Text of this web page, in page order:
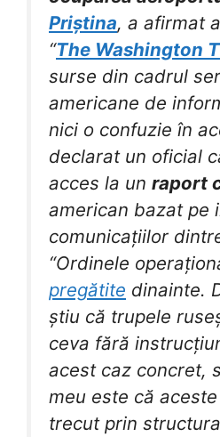
Priștina, a afirmat
“The Washington
surse din cadrul
americane de
nici o confuzie în
declarat un oficial
acces la un raport
american bazat pe
comunicațiilor
“Ordinele
pregătite dinainte.
știu că trupele
ceva fără
acest caz concret,
meu este că
trecut prin